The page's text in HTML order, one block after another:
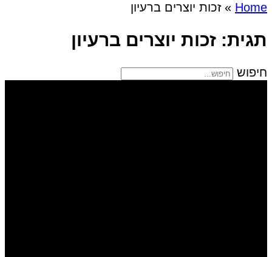
Home
»זכות יוצרים ברעיון
תגית: זכות יוצרים ברעיון
חיפוש